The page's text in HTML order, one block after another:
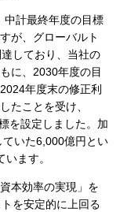
中計最終年度の目標
が、グローバルト
しており、当社の
に、2030年度の目
年度末の修正利
たことを受け、
を設定しました。加
いた6,000億円とい
ます。​
本効率の実現」を
を安定的に上回る